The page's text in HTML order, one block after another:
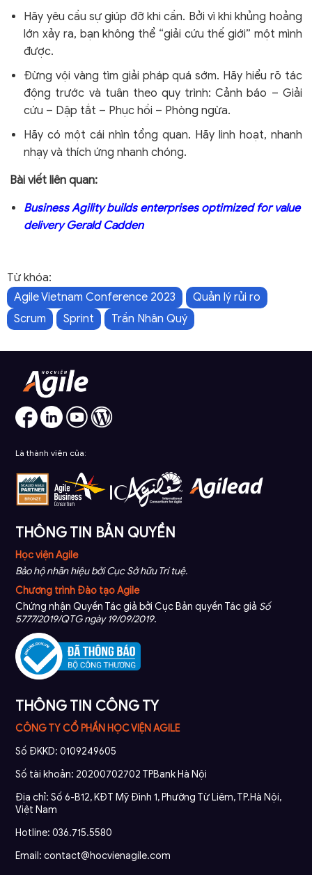
Hãy yêu cầu sự giúp đỡ khi cần. Bởi vì khi khủng hoảng
lớn xảy ra, bạn không thể “giải cứu thế giới” một mình
được.
Đừng vội vàng tìm giải pháp quá sớm. Hãy hiểu rõ tác
động trước và tuân theo quy trình: Cảnh báo – Giải
cứu – Dập tắt – Phục hồi – Phòng ngừa.
Hãy có một cái nhìn tổng quan. Hãy linh hoạt, nhanh
nhạy và thích ứng nhanh chóng.
Bài viết liên quan:
Business Agility builds enterprises optimized for value
delivery Gerald Cadden
Từ khóa:
Agile Vietnam Conference 2023
Quản lý rủi ro
Scrum
Sprint Trần Nhân Quý
Là thành viên của:
THÔNG TIN BẢN QUYỀN
Học viện Agile
Bảo hộ nhãn hiệu bởi Cục Sở hữu Trí tuệ.
Chương trình Đào tạo Agile
Chứng nhận Quyền Tác giả bởi Cục Bản quyền Tác giả Số
5777/2019/QTG ngày 19/09/2019.
THÔNG TIN CÔNG TY
CÔNG TY CỔ PHẦN HỌC VIỆN AGILE
Số ĐKKD: 0109249605
Số tài khoản: 20200702702 TPBank Hà Nội
Địa chỉ: Số 6-B12, KĐT Mỹ Đình 1, Phường Từ Liêm, TP.Hà Nội,
Việt Nam
Hotline: 036.715.5580
Email: contact@hocvienagile.com